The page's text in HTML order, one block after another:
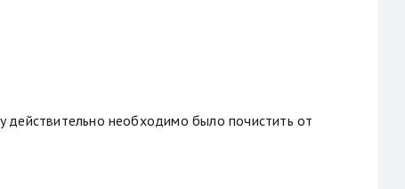
действительно необходимо было почистить от